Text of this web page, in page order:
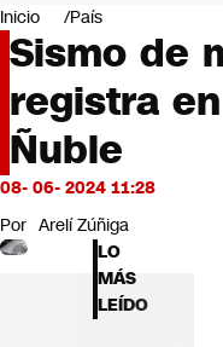
Negocios
Deportes
Programas completos
Cultura
Servicios
Bits
CNN tiempo
Futuro 360
Opinión
Inicio País
Sismo de
registra
Ñuble
08- 06- 2024 11:28
Por Arelí Zúñiga
LO
MÁS
LEÍDO